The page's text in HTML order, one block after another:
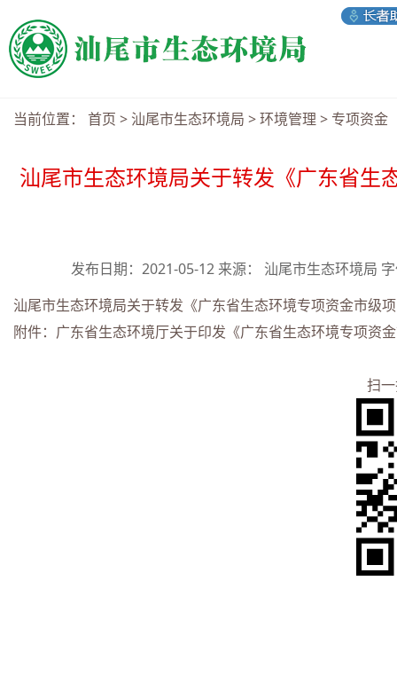
当前位置： 首页 > 汕尾市生态环境局 >环境管理 > 专项资金
汕尾市生态环境局关于转发《广东省生
发布日期：2021-05-12 来源： 汕尾市生态环境局
汕尾市生态环境局关于转发《广东省生态环境专项资金市级
附件：广东省生态环境厅关于印发《广东省生态环境专项资
扫